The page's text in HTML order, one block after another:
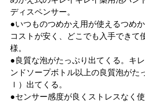
ディスペンサー。
●いつものつめかえ用が使えるつめ
コストが安く、どこでも入手できて
様。
●良質な泡がたっぷり出てくる。キ
ンドソープボトル以上の良質泡がた
ｌ）出てくる。
●センサー感度が良くストレスなく